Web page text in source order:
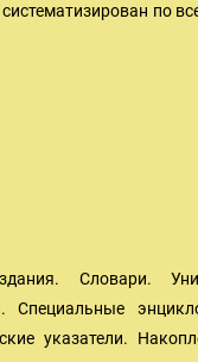
по
Словари.
Специальные
указатели.